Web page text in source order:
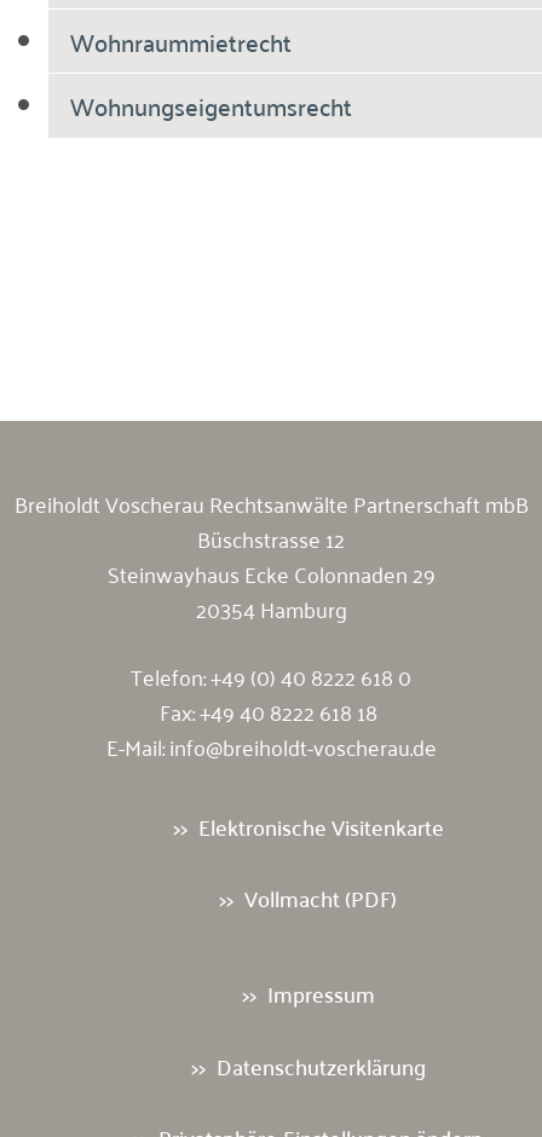
Wohnraummietrecht
Wohnungseigentumsrecht
Breiholdt Voscherau Rechtsanwälte Partnerschaft mbB
Büschstrasse 12
Steinwayhaus Ecke Colonnaden 29
20354 Hamburg
Telefon:+49 (0) 40 8222 618 0
Fax: +49 40 8222 618 18
E-Mail:info@breiholdt-voscherau.de
Elektronische Visitenkarte
Vollmacht (PDF)
Impressum
Datenschutzerklärung